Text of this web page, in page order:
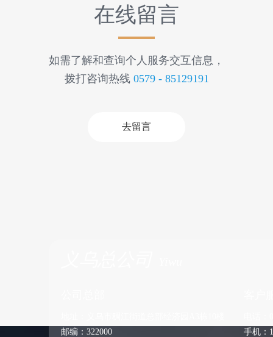
在线留言
如需了解和查询个人服务交互信息，
拨打咨询热线 0579 - 85129191
去留言
邮编：322000
手机：